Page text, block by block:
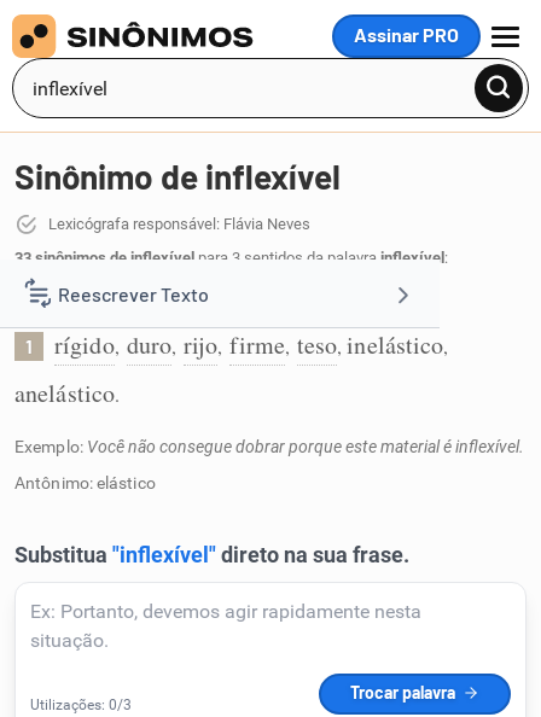
Assinar PRO
MENU
Reescrever Texto
Resumir Texto
Humanizador de IA
Cata-letras
Sinônimo de inflexível
Lexicógrafa responsável: Flávia Neves
33 sinônimos de inflexível para 3 sentidos da palavra inflexível :
Que não se consegue dobrar:
1 rígido, duro, rijo, firme, teso,inelástico,
anelástico.
Exemplo: Você não consegue dobrar porque este material é inflexível.
Antônimo: elástico